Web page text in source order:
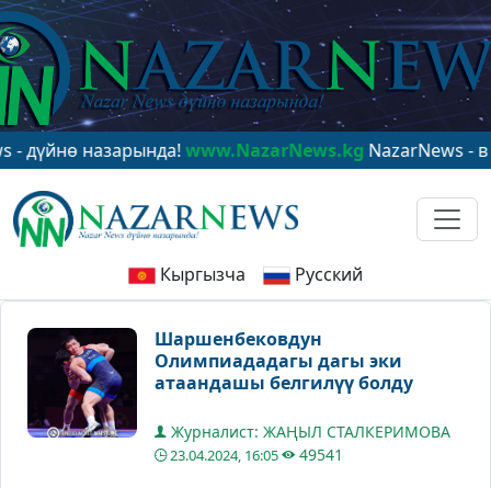
www.NazarNews.kgNazarNews - в центре
Кыргызча Русский
Шаршенбековдун
Олимпиададагы дагы эки
атаандашы белгилүү болду
Журналист: ЖАҢЫЛ СТАЛКЕРИМОВА
23.04.2024, 16:05 49541